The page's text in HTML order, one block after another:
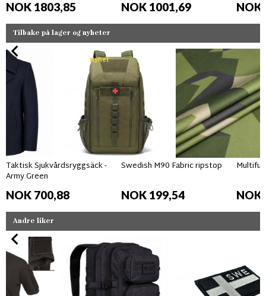
NOK 1803,85 NOK 1001,69 NOK
Tilbake på lager og nyheter
Nyhet
Taktisk Sjukvårdsryggsäck -
Army Green
NOK 700,88
Swedish M90 Fabric ripstop
NOK 199,54 NOK
Andre liker